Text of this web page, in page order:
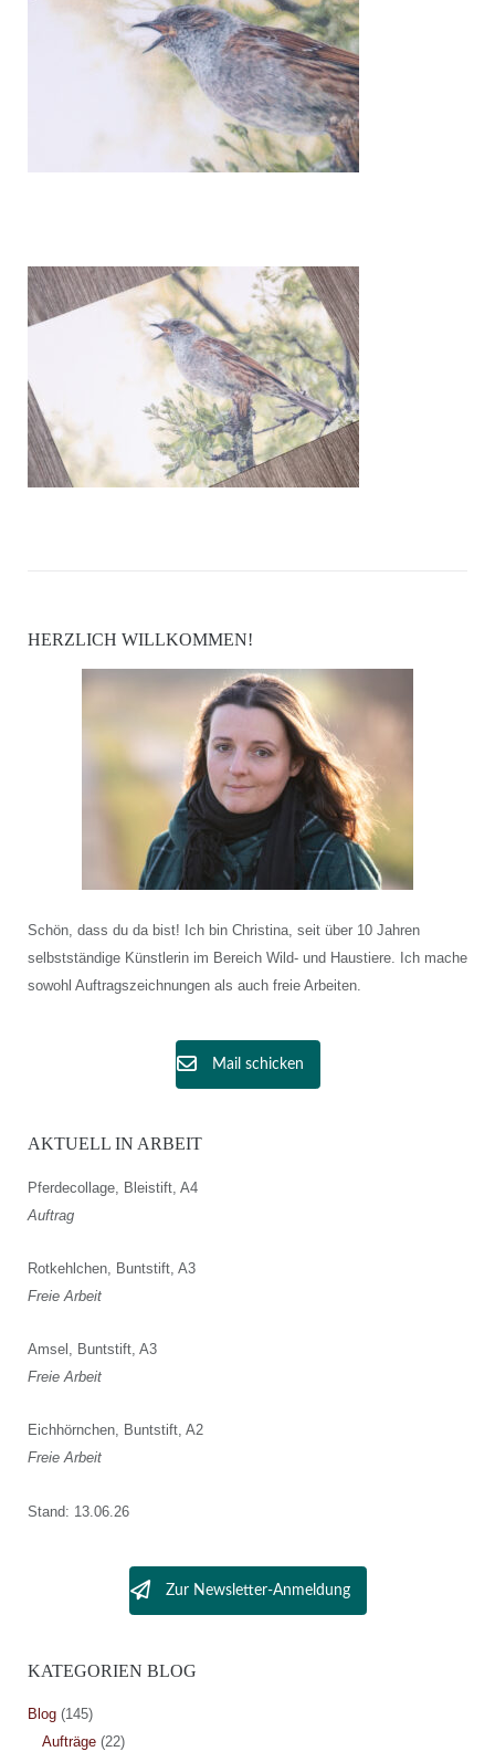
HERZLICH WILLKOMMEN!
Schön, dass du da bist! Ich bin Christina, seit über 10 Jahren
selbstständige Künstlerin im Bereich Wild- und Haustiere. Ich mache
sowohl Auftragszeichnungen als auch freie Arbeiten.
Mail schicken
AKTUELL IN ARBEIT
Pferdecollage, Bleistift, A4
Auftrag
Rotkehlchen, Buntstift, A3
Freie Arbeit
Amsel, Buntstift, A3
Freie Arbeit
Eichhörnchen, Buntstift, A2
Freie Arbeit
Stand: 13.06.26
Zur Newsletter-Anmeldung
KATEGORIEN BLOG
Blog(145)
Aufträge(22)